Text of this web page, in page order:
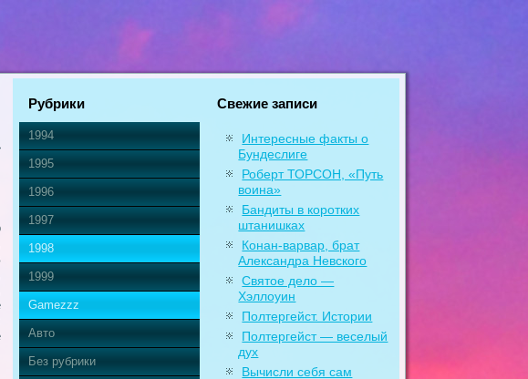
Рубрики
1994
1995
1996
1997
1998
1999
Gamezzz
Авто
Без рубрики
Свежие записи
Интересные факты о
Бундеслиге
Роберт ТОРСОН, «Путь
воина»
Бандиты в коротких
штанишках
Конан-варвар, брат
Александра Невского
Святое дело —
Хэллоуин
Полтергейст. Истории
Полтергейст — веселый
дух
Вычисли себя сам